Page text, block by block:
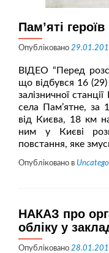
Пам’яті
Опубліковано
ВІДЕО “Перед
що відбувся 16
залізничної
села Пам’ятне, за
від Києва, 18 км
ним у Києві
повстання, яке
Опубліковано в
НАКАЗ про
обліку у
Опубліковано